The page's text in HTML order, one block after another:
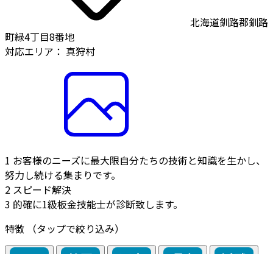
北海道釧路郡釧路
町緑4丁目8番地
対応エリア： 真狩村
1 お客様のニーズに最大限自分たちの技術と知識を生かし、
努力し続ける集まりです。
2 スピード解決
3 的確に1級板金技能士が診断致します。
特徴
（タップで絞り込み）